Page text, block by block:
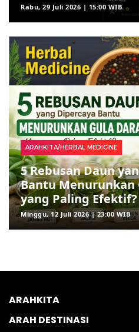
Rabu, 29 Juli 2026 | 15:00 WIB
ARAHKITA/HERBAL MEDICINE
5 Rebusan Daun
Bantu Menurunkan
yang Paling Efektif?
Minggu, 12 Juli 2026 | 23:00 WIB
ARAHKITA
ARAH DESTINASI